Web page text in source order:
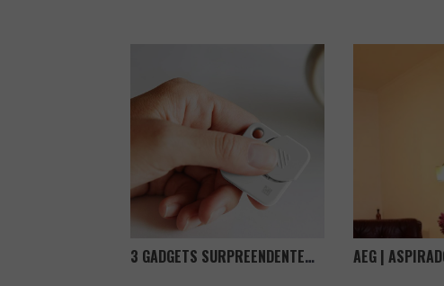
3 GADGETS SURPREENDENTEMENTE ÚTEIS